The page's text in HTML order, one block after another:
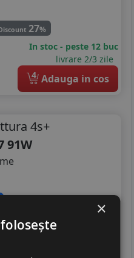
27%
In stoc - peste 12 buc
livrare 2/3 zile
4 Adauga in cos
4s+
91W
19
×